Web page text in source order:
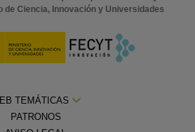
Ciencia, Innovación y Universidades
TEMÁTICAS
PATRONOS